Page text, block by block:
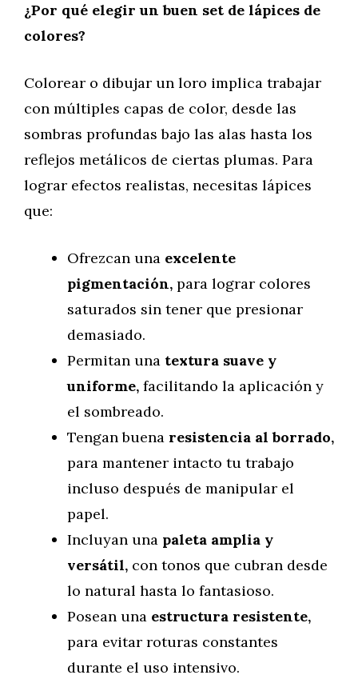
¿Por qué elegir un buen set de lápices de
colores?
Colorear o dibujar un loro implica trabajar
con múltiples capas de color, desde las
sombras profundas bajo las alas hasta los
reflejos metálicos de ciertas plumas. Para
lograr efectos realistas, necesitas lápices
que:
Ofrezcan una excelente
pigmentación, para lograr colores
saturados sin tener que presionar
demasiado.
Permitan una textura suave y
uniforme, facilitando la aplicación y
el sombreado.
Tengan buena resistencia al borrado,
para mantener intacto tu trabajo
incluso después de manipular el
papel.
Incluyan una paleta amplia y
versátil, con tonos que cubran desde
lo natural hasta lo fantasioso.
Posean una estructura resistente,
para evitar roturas constantes
durante el uso intensivo.